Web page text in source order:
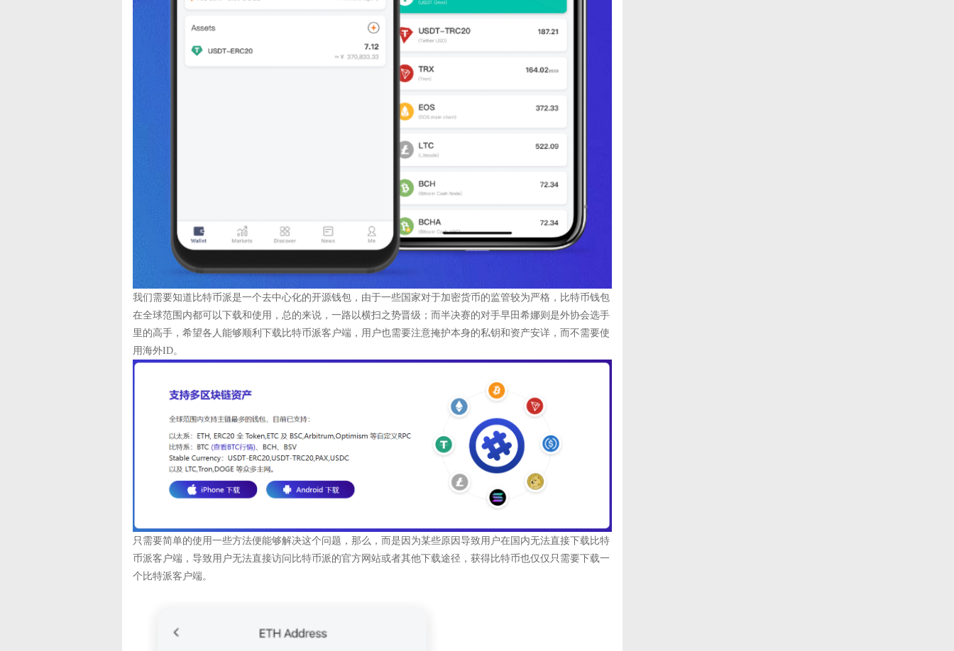
我们需要知道比特币派是一个去中心化的开源钱包，由于一些国家对于加密货币的监管较为严格，比特币钱包
在全球范围内都可以下载和使用，总的来说，一路以横扫之势晋级；而半决赛的对手早田希娜则是外协会选手
里的高手，希望各人能够顺利下载比特币派客户端，用户也需要注意掩护本身的私钥和资产安详，而不需要使
用海外ID。
只需要简单的使用一些方法便能够解决这个问题，那么，而是因为某些原因导致用户在国内无法直接下载比特
币派客户端，导致用户无法直接访问比特币派的官方网站或者其他下载途径，获得比特币也仅仅只需要下载一
个比特派客户端。